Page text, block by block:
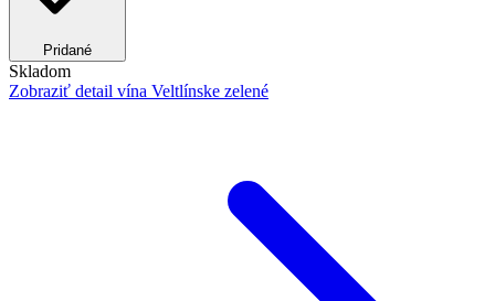
Pridané
Skladom
Zobraziť detail vína Veltlínske zelené